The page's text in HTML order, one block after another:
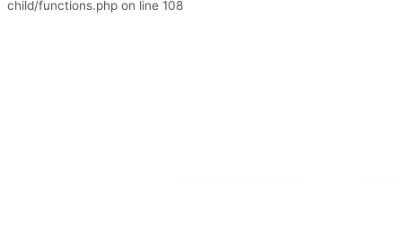
child/functions.php on line 108